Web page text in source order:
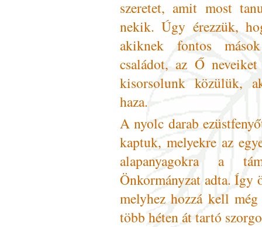
szeretet, amit most
nekik. Úgy érezzük,
akiknek fontos
családot, az Ő
kisorsolunk közülük,
haza.
A nyolc darab
kaptuk, melyekre az
alapanyagokra a
Önkormányzat adta. Így
melyhez hozzá kell
több héten át tartó